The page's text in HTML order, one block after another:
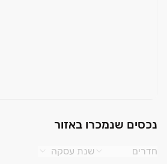
נכסים שנמכרו באזור
חדרים שנת עסקה